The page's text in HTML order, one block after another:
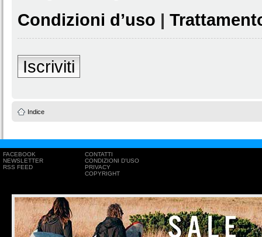
Condizioni d’uso |
Iscriviti
Indice
FACEBOOK
NEWSLETTER
RSS FEED
CONTATTI
CONDIZIONI D'USO
PRIVACY
COPYRIGHT